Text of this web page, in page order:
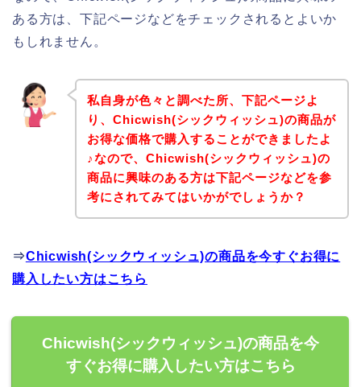
ある方は、下記ページなどをチェックされるとよいか
もしれません。
私自身が色々と調べた所、下記ページよ
り、Chicwish(シックウィッシュ)の商品が
お得な価格で購入することができましたよ
♪なので、Chicwish(シックウィッシュ)の
商品に興味のある方は下記ページなどを参
考にされてみてはいかがでしょうか？
⇒Chicwish(シックウィッシュ)の商品を今すぐお得に
購入したい方はこちら
Chicwish(シックウィッシュ)の商品を今
すぐお得に購入したい方はこちら